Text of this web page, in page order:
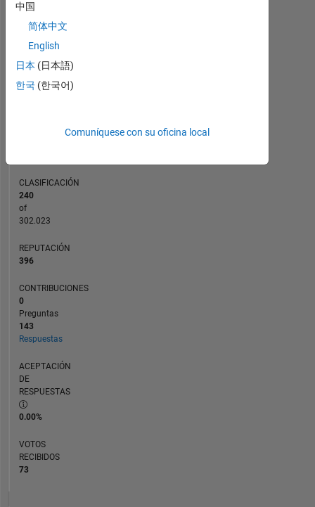
CONTRIBUCIONES 10
10
30
40
50
CRONOLOGÍA
CLASIFICACIÓN
240
of
302.023
REPUTACIÓN
396
CONTRIBUCIONES
0
Preguntas
143
Respuestas
ACEPTACIÓN
DE
RESPUESTAS
0.00%
VOTOS
RECIBIDOS
73
中国
简体中文
English
日本 (日本語)
한국 (한국어)
Comuníquese con su oficina local